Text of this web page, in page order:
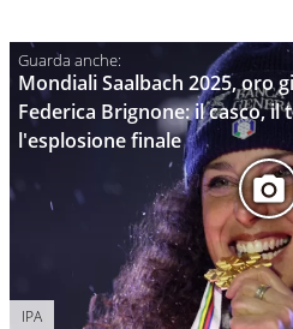
Mondiali Saalbach 2025, oro
Federica Brignone: il casco, il
l'esplosione finale
IPA